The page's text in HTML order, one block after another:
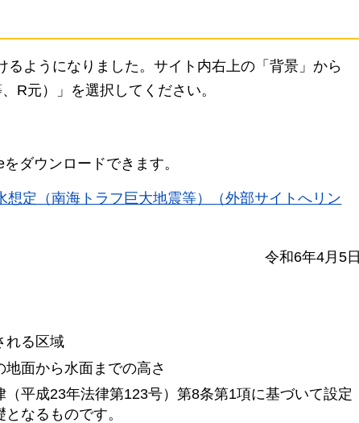
ようになりました。サイト内右上の「背景」から
R元）」を選択してください。
ダウンロードできます。
定（南海トラフ巨大地震等）（外部サイトへリン
令和6年4月5日
れる区域
面から水面までの高さ
平成23年法律第123号）第8条第1項に基づいて設定
なるものです。